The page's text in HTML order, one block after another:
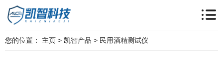
您的位置： 主页 > 凯智产品 > 民用酒精测试仪